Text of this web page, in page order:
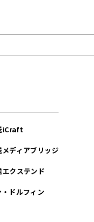
iCraft
メディアブリッジ
クステンド
ドルフィン